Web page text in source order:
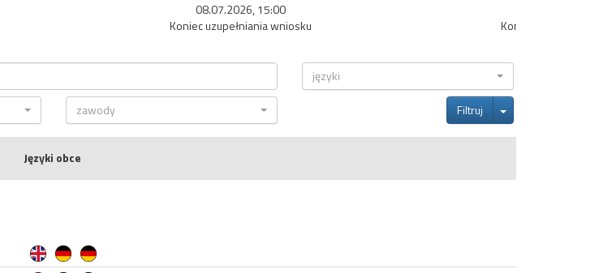
08.07.2026, 15:00
Koniec uzupełniania wniosku
Koniec
języki
zawody Filtruj Toggle Dropdown
Języki obce